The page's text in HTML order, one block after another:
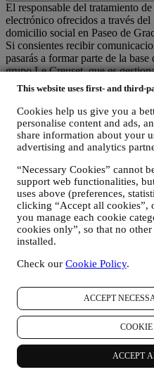
This website uses first- and third-
Cookies help us give you a
personalise content and ads,
share information about your
advertising and analytics
“Necessary Cookies” cannot
support web functionalities,
uses above (preferences,
clicking “Accept all cookies”,
you manage each cookie
cookies only”, so that no
installed.
Check our Cookie Policy.
ACCEPT
COOKIE
ACCEPT
El responsable del tratamiento
electrónico ofrecidos a través
domicilio social en Paseo de
Si consientes recibir
pasarás a formar parte de la
grupo Le Creuset, que es
tratamiento, por Le Creuset SL
domicilio social en
designado como representante
número de IVA B62153630, con
08007 Barcelona, España), en
corresponsabilidad que establece
rige el marketing y la
(b) las entidades locales de Le
dicha estrategia, así como
comunicaciones/iniciativas de
país específico);
(c) ambos corresponsables
de derechos de los interesados.
3. ¿POR QUÉ RECOPILAMOS
PARA NUESTRAS
posible que tengamos que
para cumplir con nuestras
obligaciones derivadas de
PARA CREAR UNA